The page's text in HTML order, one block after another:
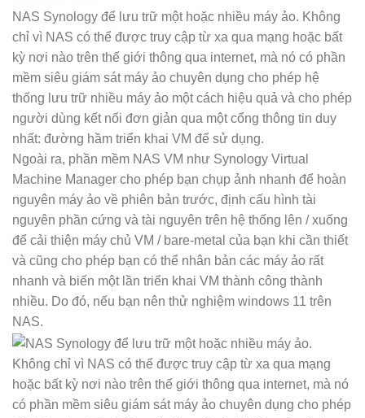
NAS Synology để lưu trữ một hoặc nhiều máy ảo. Không
chỉ vì NAS có thể được truy cập từ xa qua mạng hoặc bất
kỳ nơi nào trên thế giới thông qua internet, mà nó có phần
mềm siêu giám sát máy ảo chuyên dụng cho phép hệ
thống lưu trữ nhiều máy ảo một cách hiệu quả và cho phép
người dùng kết nối đơn giản qua một cổng thông tin duy
nhất: đường hầm triển khai VM để sử dụng.
Ngoài ra, phần mềm NAS VM như Synology Virtual
Machine Manager cho phép bạn chụp ảnh nhanh để hoàn
nguyên máy ảo về phiên bản trước, định cấu hình tài
nguyên phần cứng và tài nguyên trên hệ thống lên / xuống
để cải thiện máy chủ VM / bare-metal của bạn khi cần thiết
và cũng cho phép bạn có thể nhân bản các máy ảo rất
nhanh và biến một lần triển khai VM thành công thành
nhiều. Do đó, nếu bạn nên thử nghiệm windows 11 trên
NAS.